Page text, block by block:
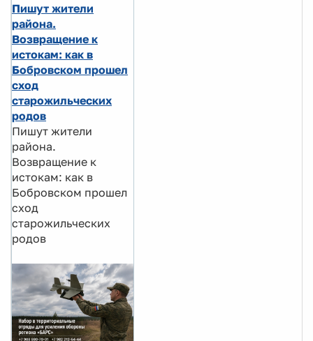
Пишут жители
района.
Возвращение к
истокам: как в
Бобровском прошел
сход
старожильческих
родов
Пишут жители
района.
Возвращение к
истокам: как в
Бобровском прошел
сход
старожильческих
родов